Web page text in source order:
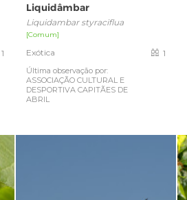
1
Liquidâmbar
Liquidambar styraciflua
[Comum]
Exótica
Última observação por:
ASSOCIAÇÃO CULTURAL E
DESPORTIVA CAPITÃES DE
ABRIL
1